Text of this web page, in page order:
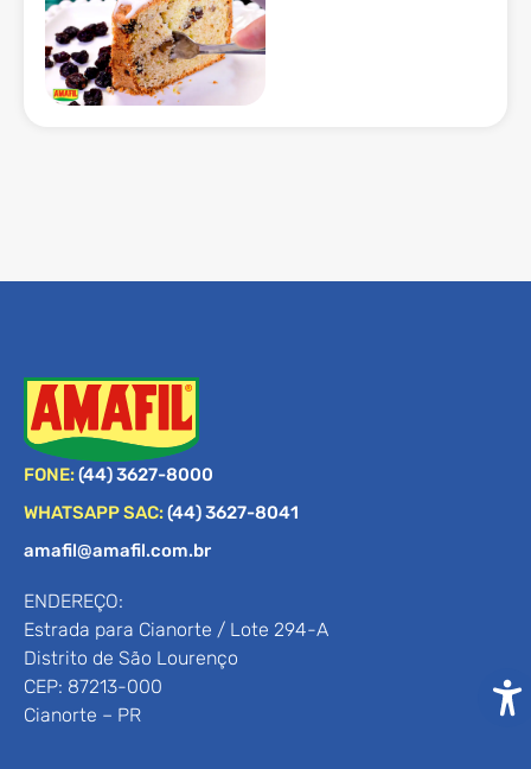
FONE:(44) 3627-8000
WHATSAPP SAC:(44) 3627-8041
amafil@amafil.com.br
ENDEREÇO:
Estrada para Cianorte / Lote 294-A
Distrito de São Lourenço
CEP: 87213-000
Cianorte – PR